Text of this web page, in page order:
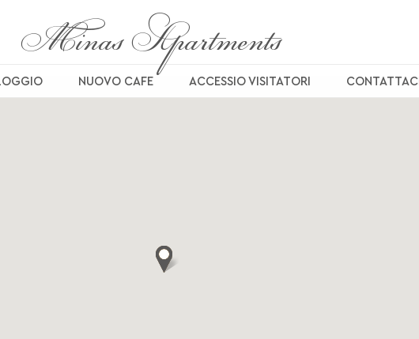
Minas Apartments
NUOVO CAFE ACCESSIO VISITATORI CONTATTACI